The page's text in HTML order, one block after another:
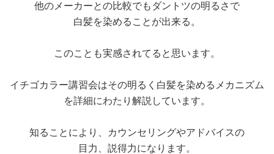
他のメーカーとの比較でもダントツの明るさで
白髪を染めることが出来る。
このことも実感されてると思います。
イチゴカラー講習会はその明るく白髪を染めるメカニズム
を詳細にわたり解説しています。
知ることにより、カウンセリングやアドバイスの
目力、説得力になります。